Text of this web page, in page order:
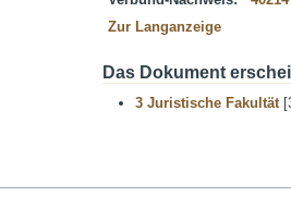
Zur Langanzeige
Das Dokument
3 Juristische Fakultät